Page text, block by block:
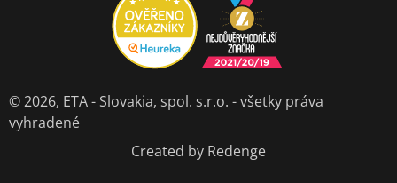
© 2026, ETA - Slovakia, spol. s.r.o. - všetky práva
vyhradené
Created by Redenge